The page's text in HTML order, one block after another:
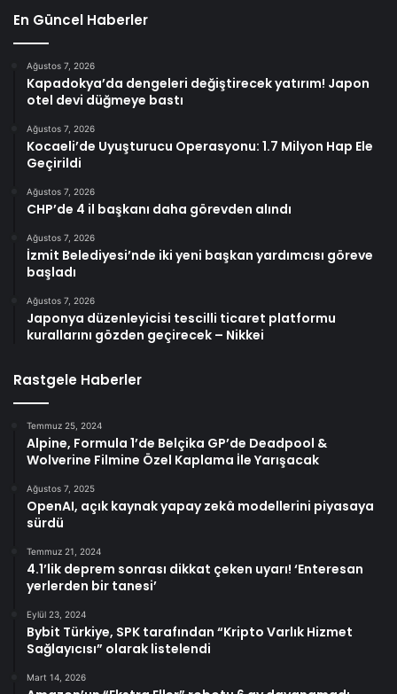
En Güncel Haberler
Ağustos 7, 2026
Kapadokya’da dengeleri değiştirecek yatırım! Japon
otel devi düğmeye bastı
Ağustos 7, 2026
Kocaeli’de Uyuşturucu Operasyonu: 1.7 Milyon Hap Ele
Geçirildi
Ağustos 7, 2026
CHP’de 4 il başkanı daha görevden alındı
Ağustos 7, 2026
İzmit Belediyesi’nde iki yeni başkan yardımcısı göreve
başladı
Ağustos 7, 2026
Japonya düzenleyicisi tescilli ticaret platformu
kurallarını gözden geçirecek – Nikkei
Rastgele Haberler
Temmuz 25, 2024
Alpine, Formula 1’de Belçika GP’de Deadpool &
Wolverine Filmine Özel Kaplama İle Yarışacak
Ağustos 7, 2025
OpenAI, açık kaynak yapay zekâ modellerini piyasaya
sürdü
Temmuz 21, 2024
4.1’lik deprem sonrası dikkat çeken uyarı! ‘Enteresan
yerlerden bir tanesi’
Eylül 23, 2024
Bybit Türkiye, SPK tarafından “Kripto Varlık Hizmet
Sağlayıcısı” olarak listelendi
Mart 14, 2026